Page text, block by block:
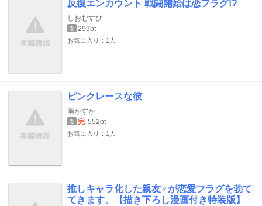
反復エンカウント 戦闘開始は恋フラグ!?
しおむすび
巻 299pt
お気に入り：1人
ピンクレースな彼
南かずか
巻 完 552pt
お気に入り：1人
推しキャラ化した親友♂が恋愛フラグを勃て
てきます。【描き下ろし漫画付き特装版】